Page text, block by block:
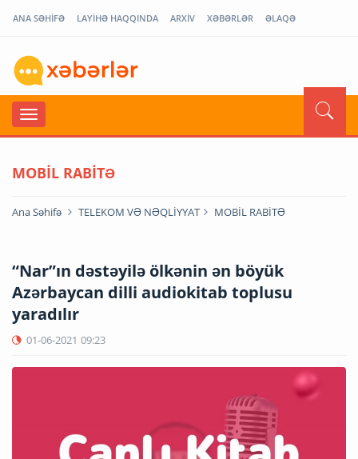
ANA SƏHİFƏ LAYİHƏ HAQQINDA ARXİV XƏBƏRLƏR ƏLAQƏ
MOBİL RABİTƏ
Ana Səhifə TELEKOM VƏ NƏQLİYYAT MOBİL RABİTƏ
“Nar”ın dəstəyilə ölkənin ən böyük
Azərbaycan dilli audiokitab toplusu
yaradılır
01-06-2021 09:23